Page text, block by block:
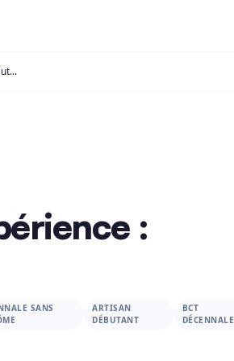
Décennale sans expérience : solutions
:
SANS
ARTISAN
DÉBUTANT
BCT
DÉCENNALE